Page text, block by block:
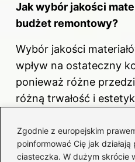
Zgodnie z europejskim
poinformować Cię jak
ciasteczka. W dużym skrócie
Jak wybór jakości
budżet remontowy?
Wybór jakości
wpływ na ostateczny
ponieważ różne
różną trwałość i
kuchnia czy łazienka,
długofalowe